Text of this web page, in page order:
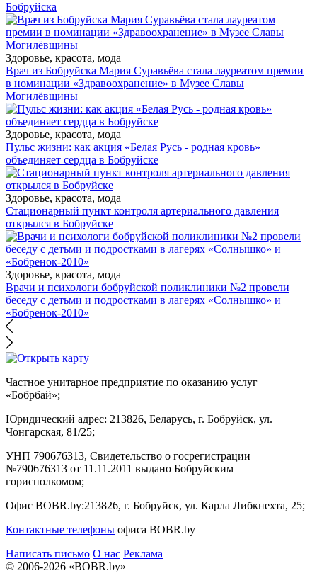
Бобруйска
Здоровье, красота, мода
Врач из Бобруйска Мария Суравьёва стала лауреатом премии
в номинации «Здравоохранение» в Музее Славы
Могилёвщины
Здоровье, красота, мода
Пульс жизни: как акция «Белая Русь - родная кровь»
объединяет сердца в Бобруйске
Здоровье, красота, мода
Стационарный пункт контроля артериального давления
открылся в Бобруйске
Здоровье, красота, мода
Врачи и психологи бобруйской поликлиники №2 провели
беседу с детьми и подростками в лагерях «Солнышко» и
«Бобренок-2010»
Частное унитарное предприятие по оказанию услуг
«Бобрбай»;
Юридический адрес: 213826, Беларусь, г. Бобруйск, ул.
Чонгарская, 81/25;
УНП 790676313, Свидетельство о госрегистрации
№790676313 от 11.11.2011 выдано Бобруйским
горисполкомом;
Офис BOBR.by:213826, г. Бобруйск, ул. Карла Либкнехта, 25;
Контактные телефоны офиса BOBR.by
Написать письмо О нас Реклама
© 2006-2026 «BOBR.by»